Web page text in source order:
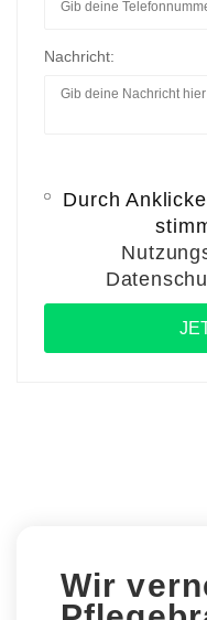
Nachricht:
Durch
Wir